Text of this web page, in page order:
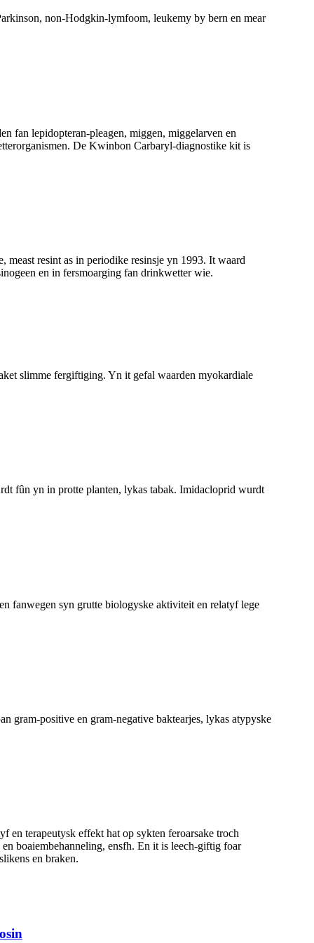
non-Hodgkin-lymfoom, leukemy by bern en mear
fan lepidopteran-pleagen, miggen, miggelarven en
De Kwinbon Carbaryl-diagnostike kit is
resint as in periodike resinsje yn 1993. It waard
en in fersmoarging fan drinkwetter wie.
slimme fergiftiging. Yn it gefal waarden myokardiale
fûn yn in protte planten, lykas tabak. Imidacloprid wurdt
fanwegen syn grutte biologyske aktiviteit en relatyf lege
gram-positive en gram-negative baktearjes, lykas atypyske
en terapeutysk effekt hat op sykten feroarsake troch
boaiembehanneling, ensfh. En it is leech-giftig foar
en braken.